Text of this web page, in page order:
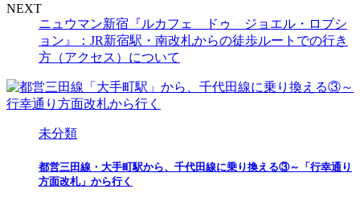
NEXT
ニュウマン新宿『ルカフェ ドゥ ジョエル・ロブシ
ョン』：JR新宿駅・南改札からの徒歩ルートでの行き
方（アクセス）について
未分類
都営三田線・大手町駅から、千代田線に乗り換える③～「行幸通り
方面改札」から行く